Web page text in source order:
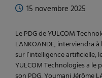
15 novembre 2025
Le PDG de YULCOM
LANKOANDE, interviendra
sur l’intelligence artificielle,
YULCOM Technologies a le